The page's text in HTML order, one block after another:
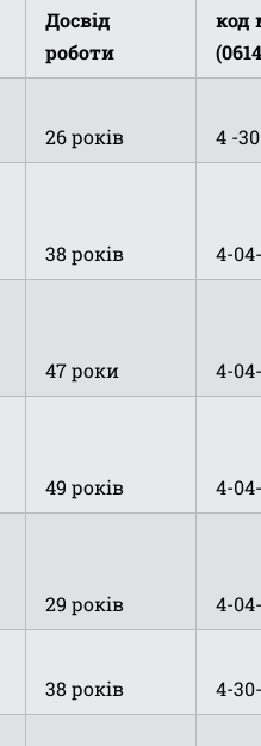
Досвід
роботи
код
26 років 4 -
38 років 4-
47 роки 4-
49 років 4-
29 років 4-
38 років 4-